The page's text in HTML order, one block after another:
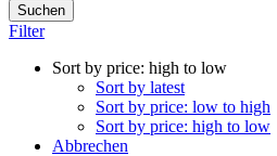
Suchen
Filter
Sort by price: high to low
Sort by latest
Sort by price: low to high
Sort by price: high to low
Abbrechen